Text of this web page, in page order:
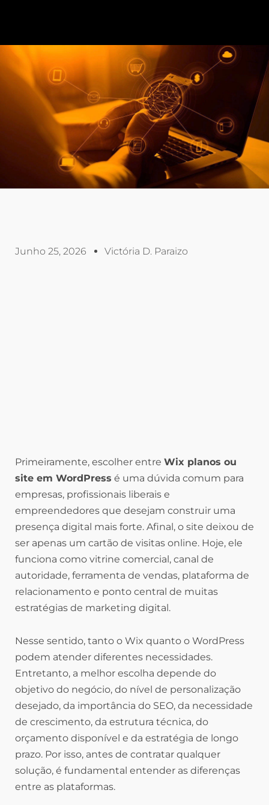
Junho 25, 2026 Victória D. Paraizo
Primeiramente, escolher entre Wix planos ou
site em WordPress é uma dúvida comum para
empresas, profissionais liberais e
empreendedores que desejam construir uma
presença digital mais forte. Afinal, o site deixou de
ser apenas um cartão de visitas online. Hoje, ele
funciona como vitrine comercial, canal de
autoridade, ferramenta de vendas, plataforma de
relacionamento e ponto central de muitas
estratégias de marketing digital.
Nesse sentido, tanto o Wix quanto o WordPress
podem atender diferentes necessidades.
Entretanto, a melhor escolha depende do
objetivo do negócio, do nível de personalização
desejado, da importância do SEO, da necessidade
de crescimento, da estrutura técnica, do
orçamento disponível e da estratégia de longo
prazo. Por isso, antes de contratar qualquer
solução, é fundamental entender as diferenças
entre as plataformas.